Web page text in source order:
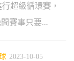
超級循環賽，
賽事只要...
2023-10-05